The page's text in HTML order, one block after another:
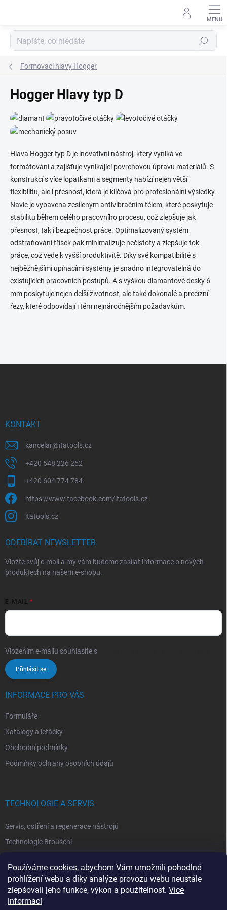
Používáme cookies, abychom Vám umožnili pohodlné
prohlížení webu a díky analýze provozu webu neustále
zlepšovali jeho funkce, výkon a použitelnost. Více
informací
Hledat
Formovací hlavy Hogger
Hogger Hlavy typ D
Hlava Hogger typ D je inovativní nástroj, který vyniká ve
formátování a zajišťuje vynikající povrchovou úpravu materiálů. S
konstrukcí s více lopatkami a segmenty nabízí nejen větší
flexibilitu, ale i přesnost, která je klíčová pro profesionální výsledky.
Navíc je vybavena zesíleným antivibračním tělem, které poskytuje
stabilitu během celého pracovního procesu, což zlepšuje jak
přesnost, tak i bezpečnost práce. Optimalizovaný systém
odstraňování třísek pak minimalizuje nečistoty a zlepšuje tok
práce, což vede k vyšší produktivitě. Díky své kompatibilitě s
nejběžnějšími upínacími systémy je snadno integrovatelná do
existujících pracovních postupů. A s výškou diamantové desky 6
mm poskytuje nejen delší životnost, ale také dokonalé a precizní
řezy, které odpovídají i těm nejnáročnějším požadavkům.
KONTAKT
kancelar@itatools.cz
+420 548 226 252
+420 604 774 784
https://www.facebook.com/itatools.cz
itatools.cz
ODEBÍRAT NEWSLETTER
Vložte svůj e-mail a my vám budeme zasílat informace o nových
produktech na našem e-shopu.
E-MAIL
Vložením e-mailu souhlasíte s
Přihlásit se
INFORMACE PRO VÁS
Formuláře
Katalogy a letáčky
Obchodní podmínky
Podmínky ochrany osobních údajů
TECHNOLOGIE A SERVIS
Servis, ostření a regenerace nástrojů
Technologie Broušení
Technologie Laserová Ablace